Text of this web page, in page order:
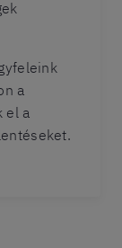
a
el a